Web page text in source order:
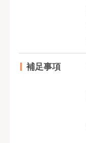
補足事項